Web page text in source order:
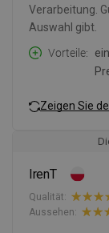
Verarbeitung.
Auswahl gibt.
Vorteile
Zeigen Sie
IrenT
Qualität:
Aussehen: